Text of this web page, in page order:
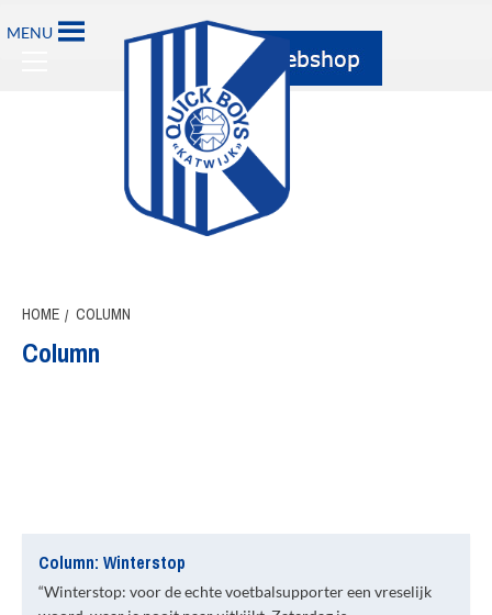
naar
MENU
Primary
HOME COLUMN
Column
Column: Winterstop
“Winterstop: voor de echte voetbalsupporter een vreselijk